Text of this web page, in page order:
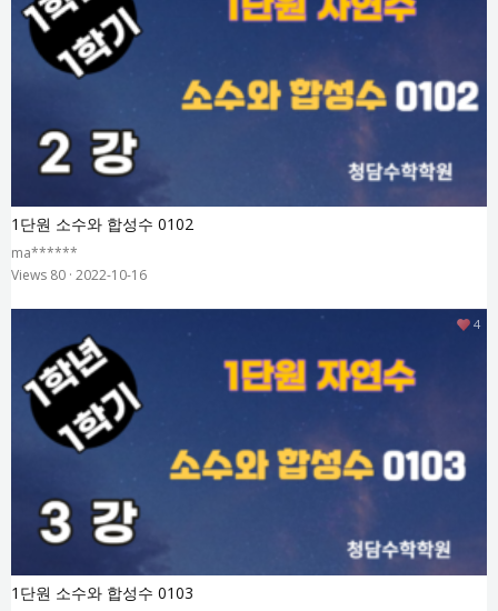
1단원 소수와 합성수 0102
ma******
Views 80 · 2022-10-16
1단원 소수와 합성수 0103
4